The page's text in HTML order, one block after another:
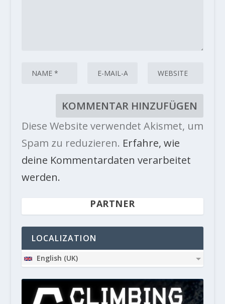
Diese Website verwendet Akismet, um
Spam zu reduzieren. Erfahre, wie
deine Kommentardaten verarbeitet
werden.
PARTNER
LOCALIZATION
English (UK)